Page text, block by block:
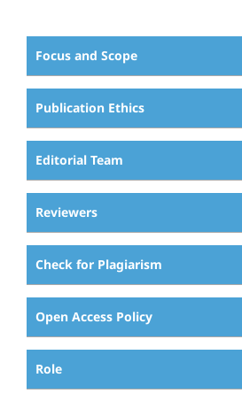
Focus and Scope
Publication Ethics
Editorial Team
Reviewers
Check for Plagiarism
Open Access Policy
Role